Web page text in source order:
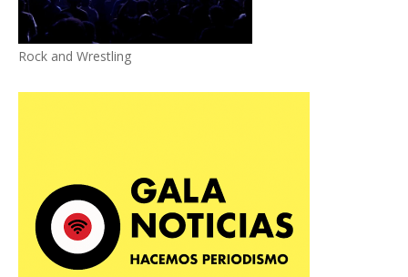
Rock and Wrestling